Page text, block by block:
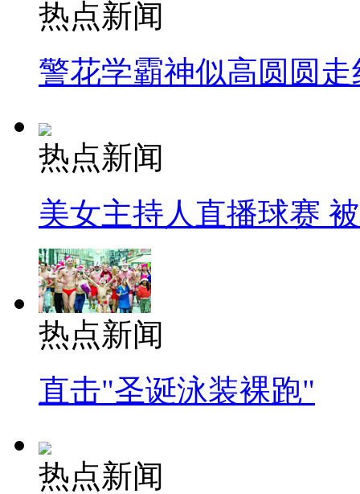
热点新闻
警花学霸神似高圆圆走
热点新闻
美女主持人直播球赛
热点新闻
直击"圣诞泳装裸跑"
热点新闻